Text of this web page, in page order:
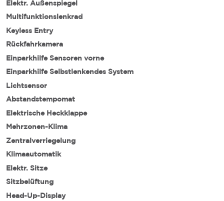
Elektr. Außenspiegel
Multifunktionslenkrad
Keyless Entry
Rückfahrkamera
Einparkhilfe Sensoren vorne
Einparkhilfe Selbstlenkendes System
Lichtsensor
Abstandstempomat
Elektrische Heckklappe
Mehrzonen-Klima
Zentralverriegelung
Klimaautomatik
Elektr. Sitze
Sitzbelüftung
Head-Up-Display